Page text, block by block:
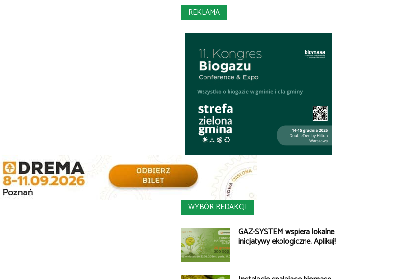
REKLAMA
WYBÓR REDAKCJI
GAZ-SYSTEM wspiera lokalne
inicjatywy ekologiczne. Aplikuj!